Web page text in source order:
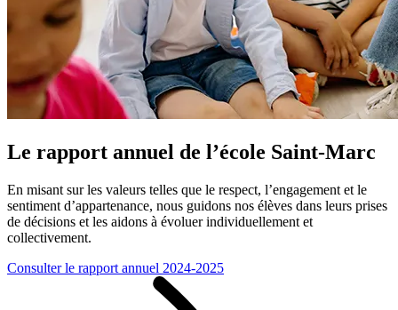
Le rapport annuel de l’école Saint-Marc
En misant sur les valeurs telles que le respect, l’engagement et le
sentiment d’appartenance, nous guidons nos élèves dans leurs prises
de décisions et les aidons à évoluer individuellement et
collectivement.
Consulter le rapport annuel 2024-2025